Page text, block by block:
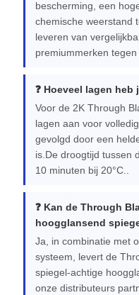
bescherming, een
chemische weerstand
leveren van
premiummerken
❓ Hoeveel lagen
Voor de 2K Through
lagen aan voor
gevolgd door een
is.De droogtijd tussen
10 minuten bij 20°C..
❓ Kan de Through
hoogglansend
Ja, in combinatie met
systeem, levert de
spiegel-achtige
onze distributeurs